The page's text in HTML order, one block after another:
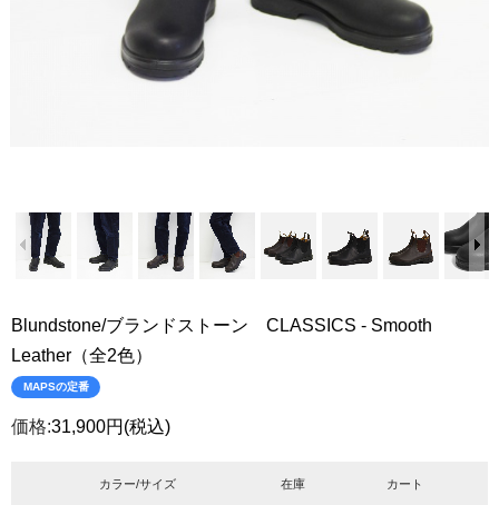
Blundstone/ブランドストーン CLASSICS - Smooth
Leather（全2色）
MAPSの定番
価格:31,900円 (税込)
カラー/サイズ 在庫 カート